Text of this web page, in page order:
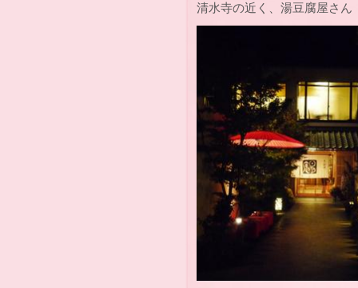
清水寺の近く、湯豆腐屋さん